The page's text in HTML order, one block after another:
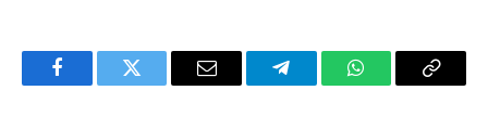
FacebookTwitter Email TelegramWhatsAppCopy